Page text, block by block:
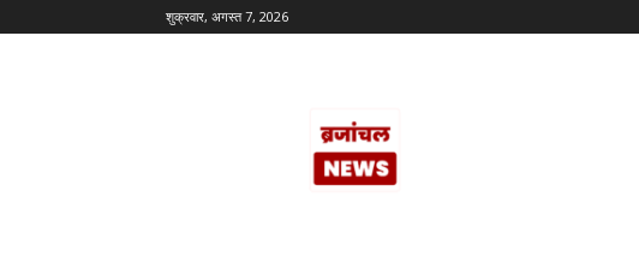
शुक्रवार, अगस्त 7, 2026